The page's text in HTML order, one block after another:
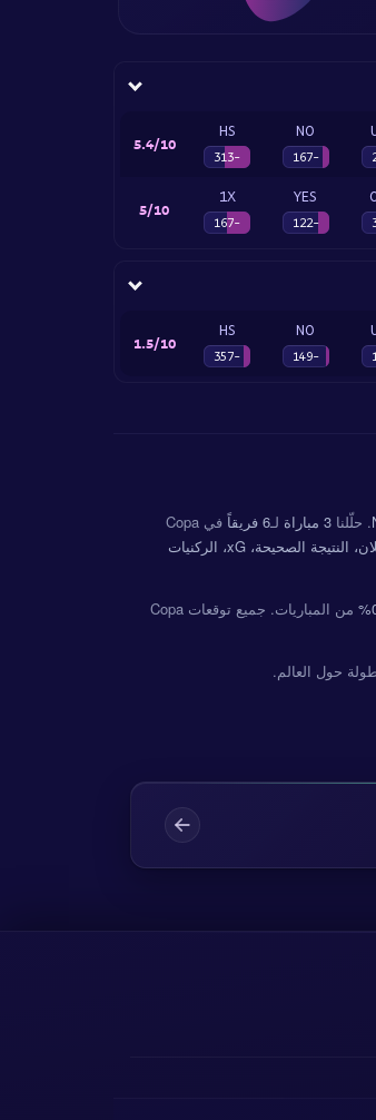
NO
-167
HS
-313
5.4/10
YES
-122
1X
-167
5/10
NO
-149
HS
-357
1.5/10
. حلّلنا 3 مباراة لـ6 فريقاً
في Copa
النتيجة النهائية، أكثر/أقل من، كلا الفريقين يسجلان، النتيجة الصحيحة، xG، الركنيات
من المباريات. جميع توقعات Copa